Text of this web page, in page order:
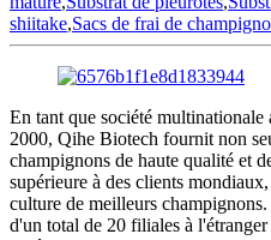
shiitake,Sacs de frai de
En tant que société multinationale
2000, Qihe Biotech fournit non
champignons de haute qualité et
supérieure à des clients
culture de meilleurs
d'un total de 20 filiales à